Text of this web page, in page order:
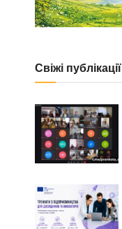
Свіжі публікації